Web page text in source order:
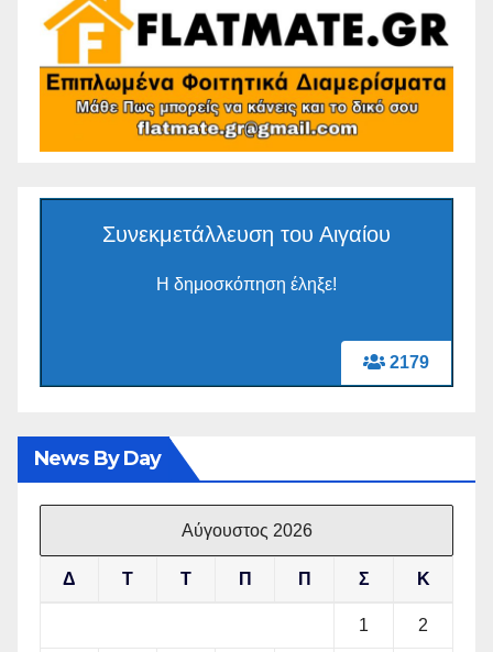
2179
Συνεκμετάλλευση του Αιγαίου
Η δημοσκόπηση έληξε!
News By Day
Αύγουστος 2026
Δ Τ Τ Π Π Σ Κ
1 2